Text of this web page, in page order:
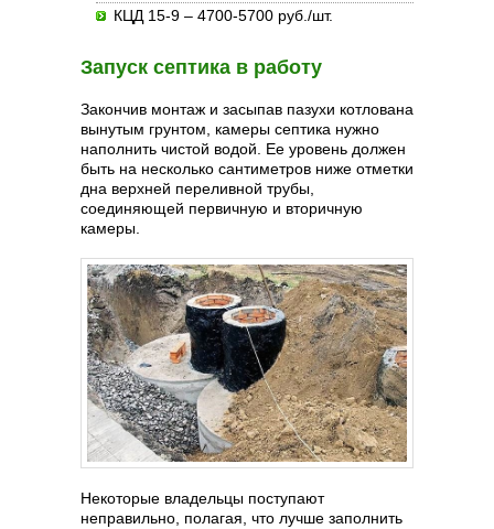
КЦД 15-9 – 4700-5700 руб./шт.
Запуск септика в работу
Закончив монтаж и засыпав пазухи котлована
вынутым грунтом, камеры септика нужно
наполнить чистой водой. Ее уровень должен
быть на несколько сантиметров ниже отметки
дна верхней переливной трубы,
соединяющей первичную и вторичную
камеры.
Некоторые владельцы поступают
неправильно, полагая, что лучше заполнить